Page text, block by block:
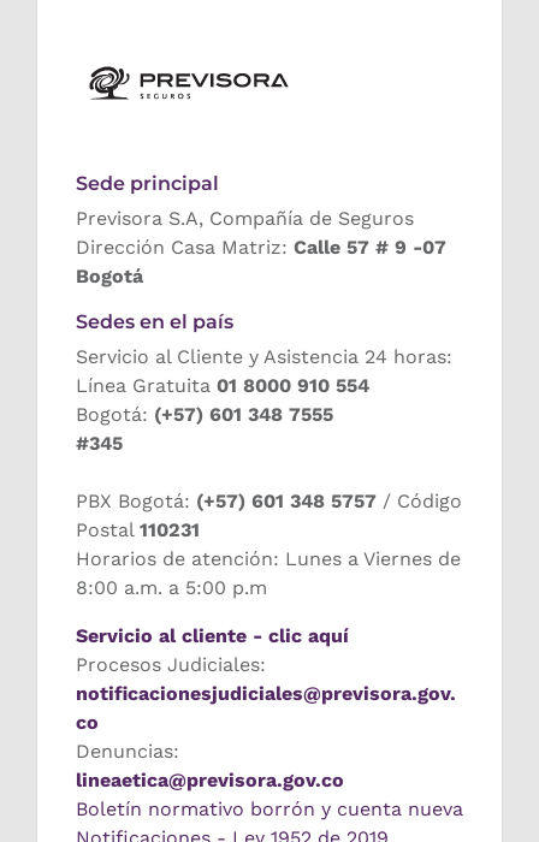
Sede principal
Previsora S.A, Compañía de Seguros
Dirección Casa Matriz: Calle 57 # 9 -07
Bogotá
Sedes en el país
Servicio al Cliente y Asistencia 24 horas:
Línea Gratuita 01 8000 910 554
Bogotá: (+57) 601 348 7555
#345
PBX Bogotá: (+57) 601 348 5757 / Código
Postal 110231
Horarios de atención: Lunes a Viernes de
8:00 a.m. a 5:00 p.m
Servicio al cliente - clic aquí
Procesos Judiciales:
notificacionesjudiciales@previsora.gov.
co
Denuncias:
lineaetica@previsora.gov.co
Boletín normativo borrón y cuenta nueva